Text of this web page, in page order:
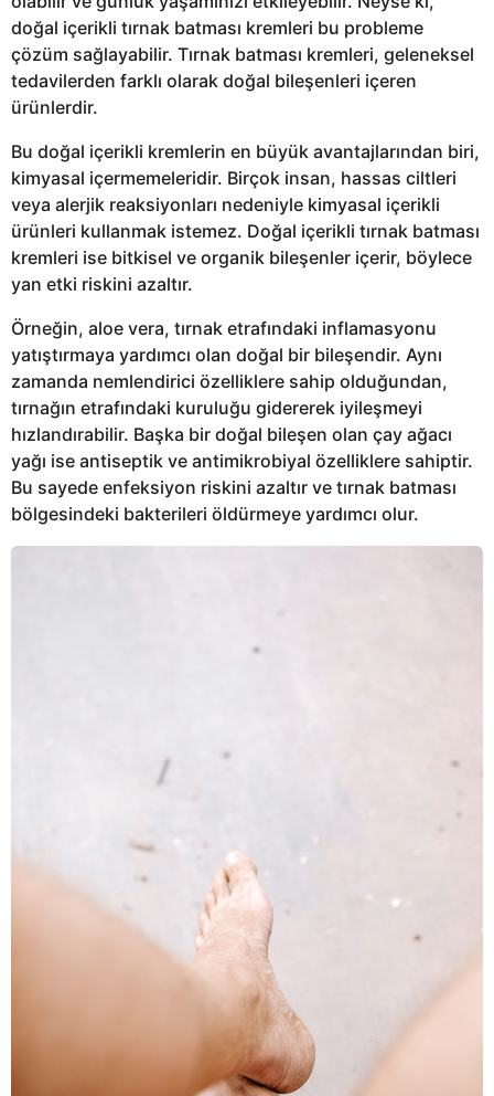
doğal içerikli tırnak batması kremleri bu probleme
çözüm sağlayabilir. Tırnak batması kremleri, geleneksel
tedavilerden farklı olarak doğal bileşenleri içeren
ürünlerdir.
Bu doğal içerikli kremlerin en büyük avantajlarından biri,
kimyasal içermemeleridir. Birçok insan, hassas ciltleri
veya alerjik reaksiyonları nedeniyle kimyasal içerikli
ürünleri kullanmak istemez. Doğal içerikli tırnak batması
kremleri ise bitkisel ve organik bileşenler içerir, böylece
yan etki riskini azaltır.
Örneğin, aloe vera, tırnak etrafındaki inflamasyonu
yatıştırmaya yardımcı olan doğal bir bileşendir. Aynı
zamanda nemlendirici özelliklere sahip olduğundan,
tırnağın etrafındaki kuruluğu gidererek iyileşmeyi
hızlandırabilir. Başka bir doğal bileşen olan çay ağacı
yağı ise antiseptik ve antimikrobiyal özelliklere sahiptir.
Bu sayede enfeksiyon riskini azaltır ve tırnak batması
bölgesindeki bakterileri öldürmeye yardımcı olur.